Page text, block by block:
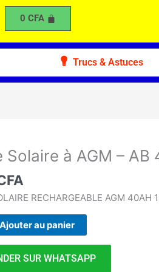
0 CFA
Trucs & Astuces
Solaire à AGM – AB
RECHARGEABLE AGM 40AH
Ajouter au panier
SUR WHATSAPP